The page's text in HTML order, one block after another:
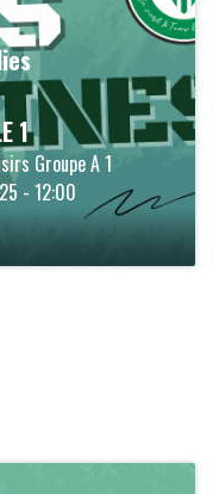
1
Groupe A 1
- 12:00